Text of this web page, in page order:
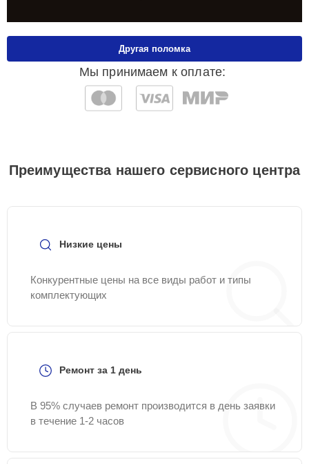
Мы принимаем к оплате:
Другая поломка
Преимущества нашего сервисного центра
Низкие цены
Конкурентные цены на все виды работ и типы
комплектующих
Ремонт за 1 день
В 95% случаев ремонт производится в день заявки
в течение 1-2 часов